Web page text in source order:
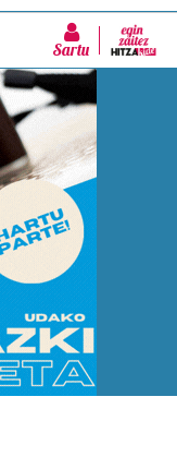
Sartu